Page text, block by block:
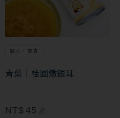
選
選
項
點心・零食
青葉｜桂圓燉銀耳
NT$ 45
品
多
種
款
可